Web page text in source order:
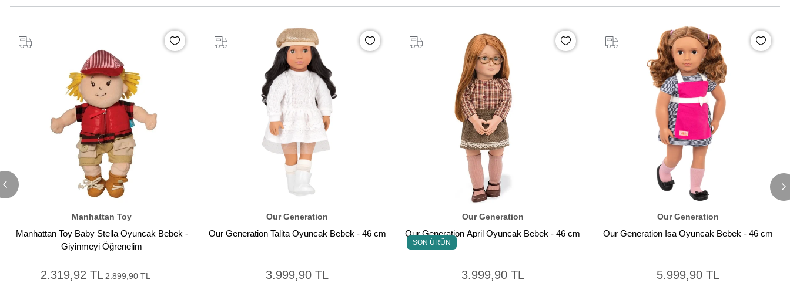
Manhattan Toy
Manhattan Toy Baby Stella Oyuncak Bebek -
Giyinmeyi Öğrenelim
2.319,92 TL2.899,90 TL
%20
Our Generation
Our Generation Talita Oyuncak Bebek - 46 cm
3.999,90 TL
Our Generation
Our Generation April Oyuncak Bebek - 46 cm
3.999,90 TL
SON ÜRÜN
Our Generation
Our Generation Isa Oyuncak Bebek - 46 cm
5.999,90 TL